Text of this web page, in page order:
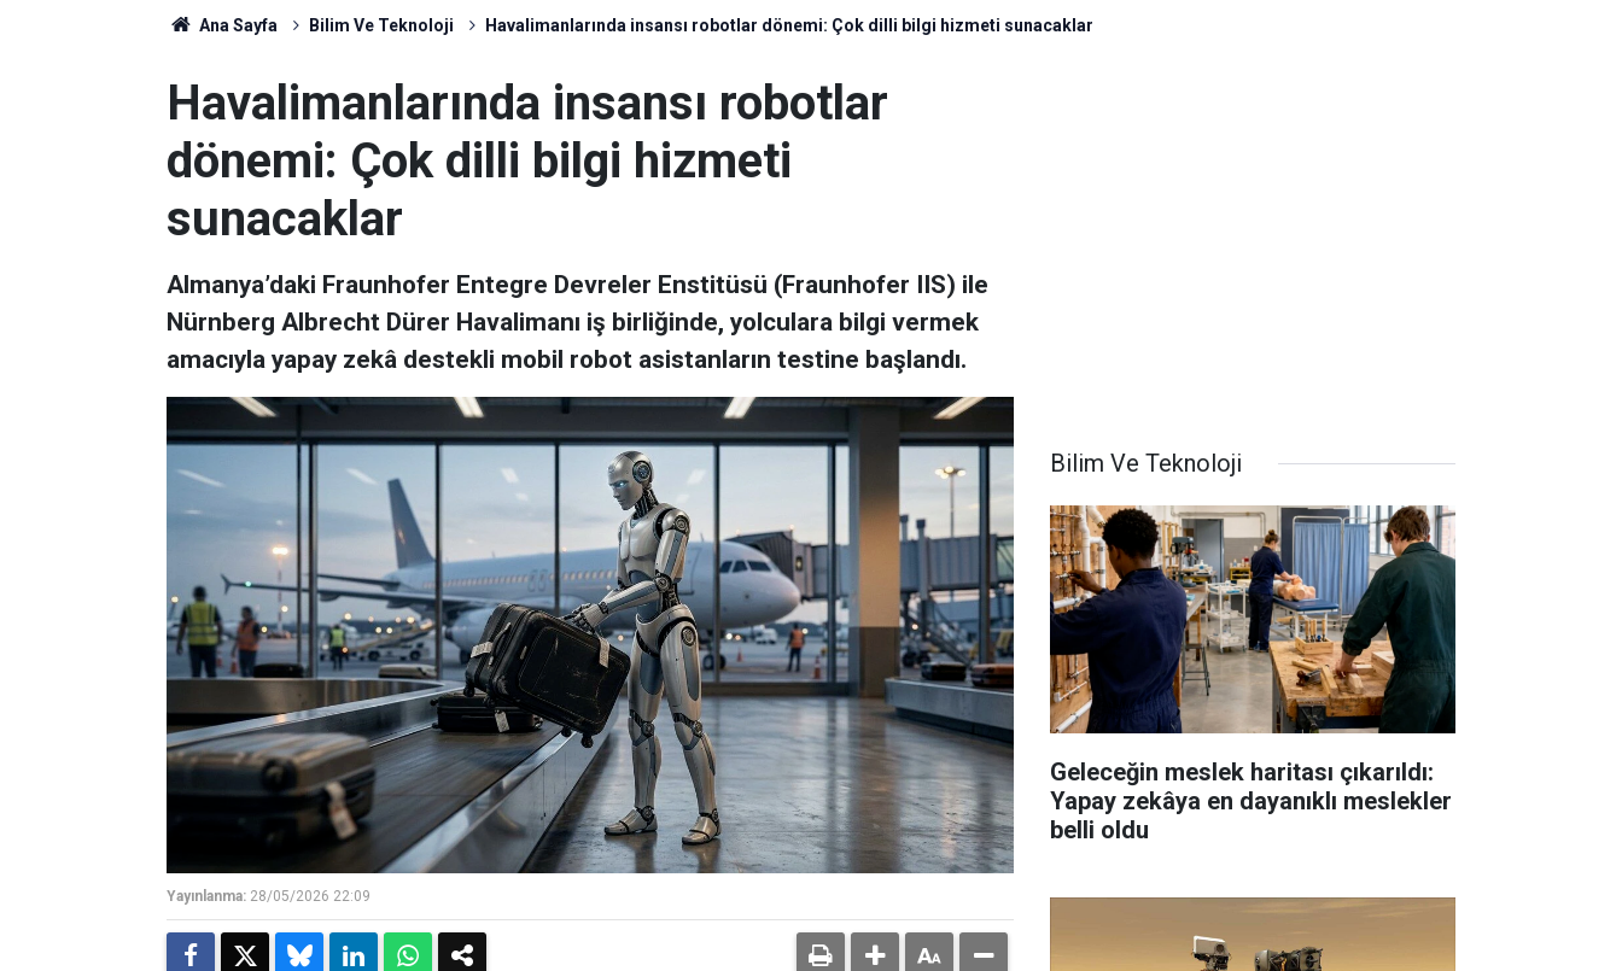
Ana Sayfa Bilim Ve Teknoloji Havalimanlarında insansı robotlar dönemi: Çok dilli bilgi hizmeti sunacaklar
Havalimanlarında insansı robotlar
dönemi: Çok dilli bilgi hizmeti
sunacaklar
Almanya’daki Fraunhofer Entegre Devreler Enstitüsü (Fraunhofer IIS) ile
Nürnberg Albrecht Dürer Havalimanı iş birliğinde, yolculara bilgi vermek
amacıyla yapay zekâ destekli mobil robot asistanların testine başlandı.
Yayınlanma: 28/05/2026 22:09
Bilim Ve Teknoloji
Geleceğin meslek haritası çıkarıldı:
Yapay zekâya en dayanıklı meslekler
belli oldu